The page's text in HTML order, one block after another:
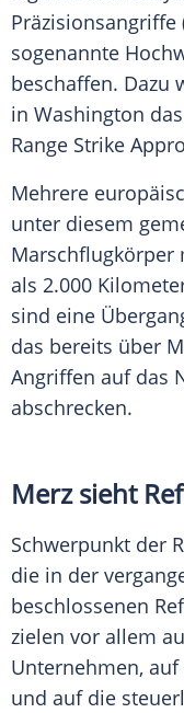
sogenannte
beschaffen. Dazu
in Washington
Range Strike
Mehrere
unter diesem
Marschflugkörper
als 2.000
sind eine
das bereits über
Angriffen auf das
abschrecken.
Merz sieht
Schwerpunkt der
die in der
beschlossenen
zielen vor allem
Unternehmen,
und auf die